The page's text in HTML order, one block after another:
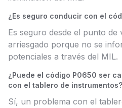
¿Es seguro conducir con el
Es seguro desde el punto de
arriesgado porque no se
potenciales a través del MIL.
¿Puede el código P0650 ser
con el tablero de instrumentos?
Sí, un problema con el